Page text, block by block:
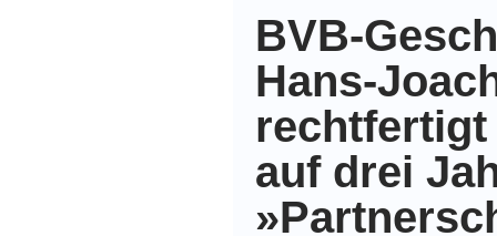
BVB-
Hans-
auf drei